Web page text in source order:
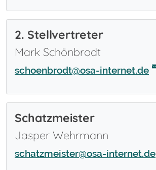
2. Stellvertreter
Mark Schönbrodt
schoenbrodt@osa-internet.de
Schatzmeister
Jasper Wehrmann
schatzmeister@osa-internet.de